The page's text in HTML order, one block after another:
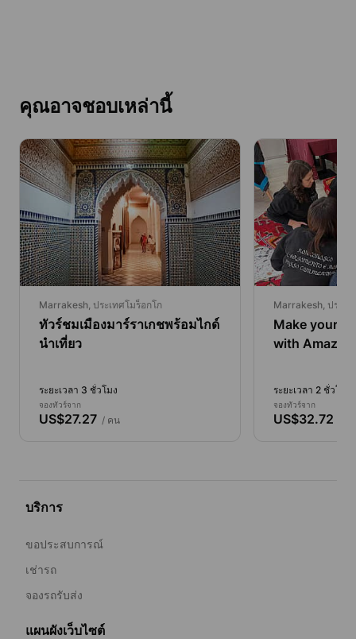
คุณอาจชอบเหล่านี้
Marrakesh, ประเทศโมร็อกโก
ทัวร์ชมเมืองมาร์ราเกชพร้อมไกด์
นำเที่ยว
ระยะเวลา 3 ชั่วโมง
จองทัวร์จาก
US$27.27 / คน
Marrakesh, ประเท
Make your
with
ระยะเวลา 2 ชั่วโมง
จองทัวร์จาก
US$32.72
บริการ
ขอประสบการณ์
เช่ารถ
จองรถรับส่ง
แผนผังเว็บไซต์